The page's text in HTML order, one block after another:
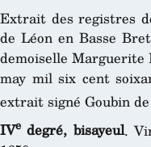
Extrait des registres
de Léon en Basse
demoiselle Marguerite
may mil six cent
extrait signé Goubin
IVe degré, bisayeul.